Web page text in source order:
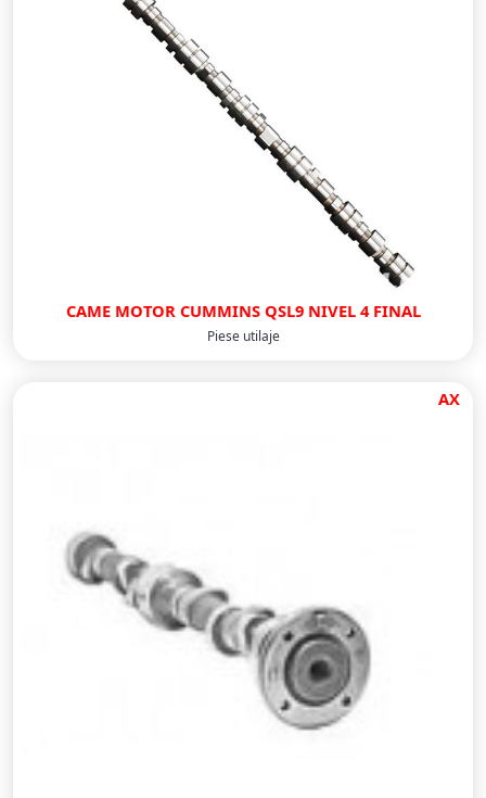
CAME MOTOR CUMMINS QSL9 NIVEL 4 FINAL
Piese utilaje
AX